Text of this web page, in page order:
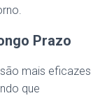
Prazo
mais eficazes
que